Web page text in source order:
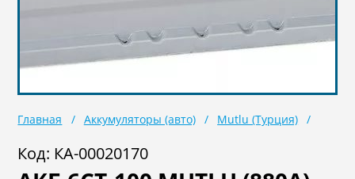
Главная Аккумуляторы (авто) Mutlu (Турция)
Код: КА-00020170